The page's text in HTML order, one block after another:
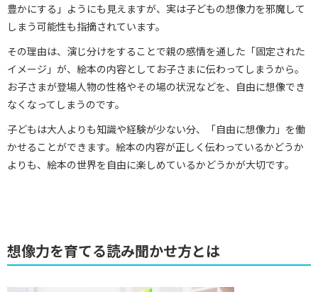
豊かにする」ようにも見えますが、実は子どもの想像力を邪魔して
しまう可能性も指摘されています。
その理由は、演じ分けをすることで親の感情を通した「固定された
イメージ」が、絵本の内容としてお子さまに伝わってしまうから。
お子さまが登場人物の性格やその場の状況などを、自由に想像でき
なくなってしまうのです。
子どもは大人よりも知識や経験が少ない分、「自由に想像力」を働
かせることができます。絵本の内容が正しく伝わっているかどうか
よりも、絵本の世界を自由に楽しめているかどうかが大切です。
想像力を育てる読み聞かせ方とは